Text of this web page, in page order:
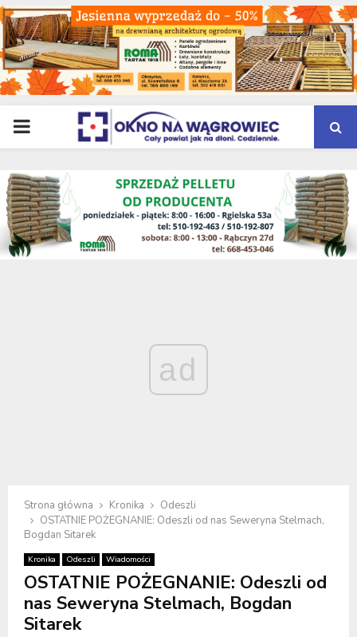
PRIMARY
MENU
ad
Strona główna Kronika
Odeszli
OSTATNIE POŻEGNANIE: Odeszli od nas Seweryna Stelmach,
Bogdan Sitarek
Kronika Odeszli Wiadomości
OSTATNIE POŻEGNANIE: Odeszli od
nas Seweryna Stelmach, Bogdan
Sitarek